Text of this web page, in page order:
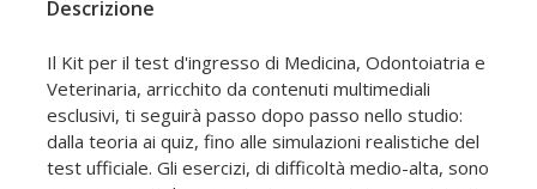
Descrizione
Il Kit per il test d'ingresso di Medicina, Odontoiatria e
Veterinaria, arricchito da contenuti multimediali
esclusivi, ti seguirà passo dopo passo nello studio:
dalla teoria ai quiz, fino alle simulazioni realistiche del
test ufficiale. Gli esercizi, di difficoltà medio-alta, sono